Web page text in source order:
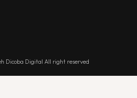
Dicoba Digital All right reserved